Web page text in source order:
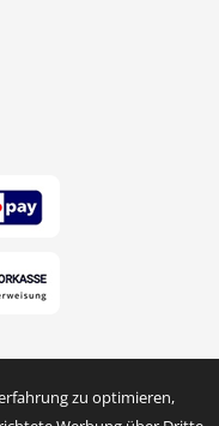
Newsletter ein
zu optimieren,